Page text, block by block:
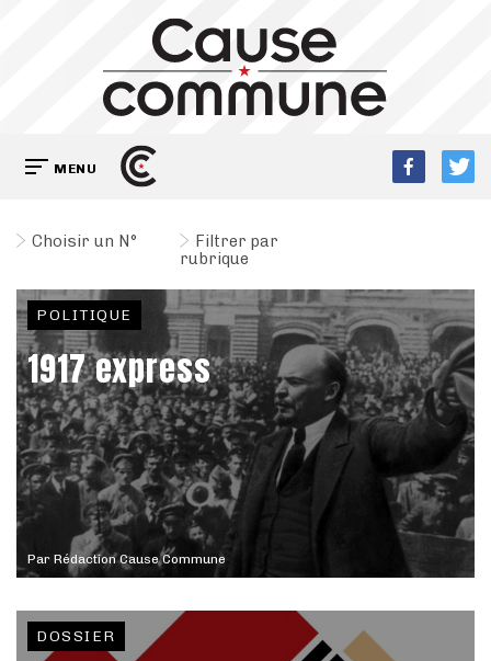
MENU
Choisir un N°
Filtrer par
rubrique
Par Rédaction Cause Commune
POLITIQUE
1917 express
DOSSIER